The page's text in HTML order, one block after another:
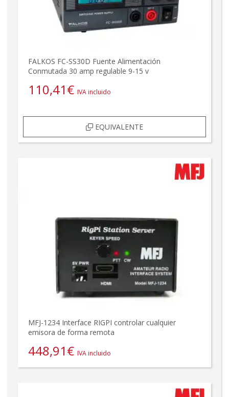
FALKOS FC-SS30D Fuente Alimentación
Conmutada 30 amp regulable 9-15 v
110,41€ IVA incluido
EQUIVALENTE
MFJ-1234 Interface RIGPI controlar cualquier
emisora de forma remota
448,91€ IVA incluido